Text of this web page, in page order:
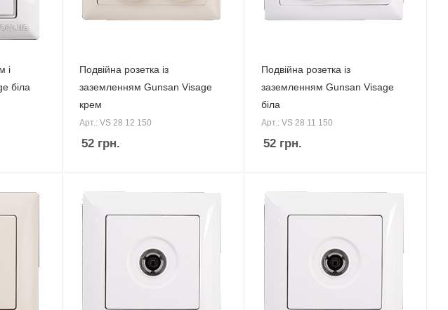
і
біла
Подвійна розетка із
заземленням Gunsan Visage
крем
Арт.: VS 28 12 150
52грн.
Подвійна розетка із
заземленням Gunsan Visage
біла
Арт.: VS 28 11 150
52 грн.